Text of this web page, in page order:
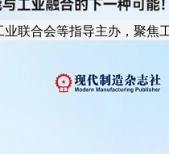
联合会等指导主办，聚焦